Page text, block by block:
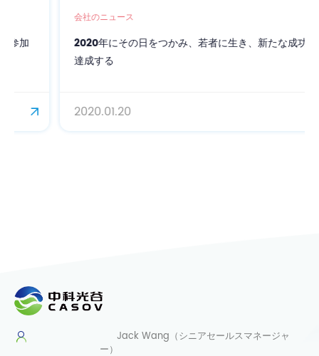
会社のニュース
2020年にその日をつかみ、若者に生き、新たな成功を
2020.01.20
Jack Wang（シニアセールスマネージャ
ー）